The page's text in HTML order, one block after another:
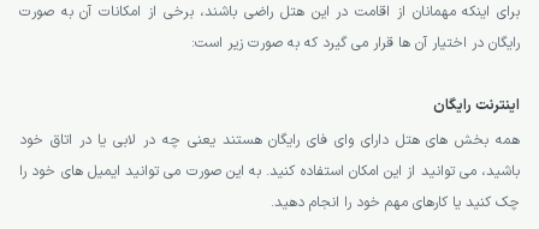
برای اینکه مهمانان از اقامت در این هتل راضی باشند، برخی از امکانات آن به صورت
رایگان در اختیار آن ها قرار می گیرد که به صورت زیر است:
اینترنت رایگان
همه بخش های هتل دارای وای فای رایگان هستند یعنی چه در لابی یا در اتاق خود
باشید، می توانید از این امکان استفاده کنید. به این صورت می توانید ایمیل های خود را
چک کنید یا کارهای مهم خود را انجام دهید.